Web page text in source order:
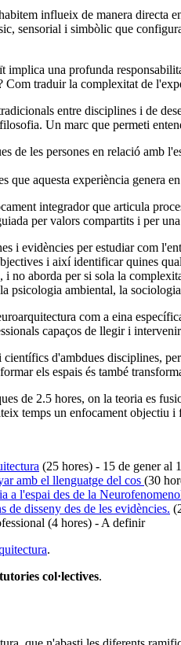
influeix de manera directa
sensorial i simbòlic que
una profunda
traduir la complexitat de
entre disciplines i de
Un marc que permeti
de les persones en relació amb
que aquesta experiència genera
integrador que articula
per valors compartits i per
i evidències per estudiar com
i així identificar quines
no aborda per si sola la
psicologia ambiental, la
com a eina
capaços de llegir i
d'ambdues disciplines,
els espais és també
de 2.5 hores, on la teoria es
temps un enfocament objectiu i
(25 hores) - 15 de gener al
amb el llenguatge del cos (30
a l'espai des de la
disseny des de les evidències.
(4 hores) - A definir
.
col·lectives.